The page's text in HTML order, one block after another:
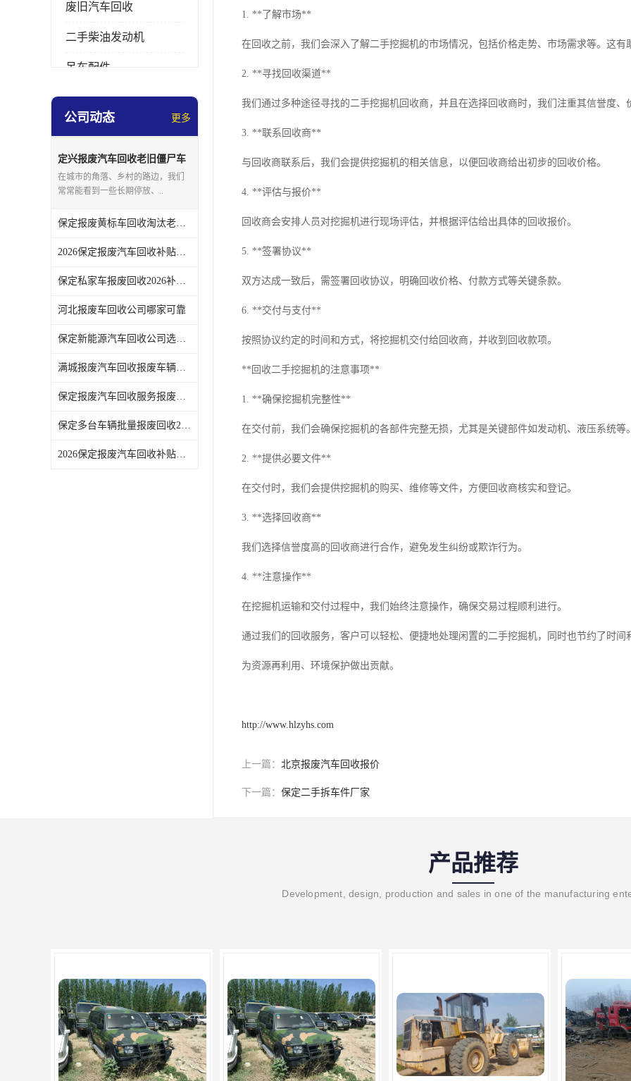
废旧汽车回收
二手柴油发动机
吊车配件
挖掘机拆车件
公司动态 更多
定兴报废汽车回收老旧僵尸车
上门回收处理
在城市的角落、乡村的路边，我们
常常能看到一些长期停放、..
保定报废黄标车回收淘汰老旧车辆领取补贴
2026保定报废汽车回收补贴发放注意事项
保定私家车报废回收2026补贴发放时间说明
河北报废车回收公司哪家可靠
保定新能源汽车回收公司选哪家
满城报废汽车回收报废车辆残值实时报价
保定报废汽车回收服务报废手续全程代办不用跑腿
保定多台车辆批量报废回收2026补贴政策
2026保定报废汽车回收补贴申领常见问题汇总
1. **了解市场**
在回收之前，我们会深入了解二手挖掘机的市场情况，包括价格走势、市场需求等。这
2. **寻找回收渠道**
我们通过多种途径寻找的二手挖掘机回收商，并且在选择回收商时，我们注重其信誉度、
3. **联系回收商**
与回收商联系后，我们会提供挖掘机的相关信息，以便回收商给出初步的回收价格。
4. **评估与报价**
回收商会安排人员对挖掘机进行现场评估，并根据评估给出具体的回收报价。
5. **签署协议**
双方达成一致后，需签署回收协议，明确回收价格、付款方式等关键条款。
6. **交付与支付**
按照协议约定的时间和方式，将挖掘机交付给回收商，并收到回收款项。
**回收二手挖掘机的注意事项**
1. **确保挖掘机完整性**
在交付前，我们会确保挖掘机的各部件完整无损，尤其是关键部件如发动机、液压系统等
2. **提供必要文件**
在交付时，我们会提供挖掘机的购买、维修等文件，方便回收商核实和登记。
3. **选择回收商**
我们选择信誉度高的回收商进行合作，避免发生纠纷或欺诈行为。
4. **注意操作**
在挖掘机运输和交付过程中，我们始终注意操作，确保交易过程顺利进行。
通过我们的回收服务，客户可以轻松、便捷地处理闲置的二手挖掘机，同时也节约了时
为资源再利用、环境保护做出贡献。
http://www.hlzyhs.com
上一篇： 北京报废汽车回收报价
下一篇： 保定二手拆车件厂家
产品推荐
Development, design, production and sales in one of the manufacturing